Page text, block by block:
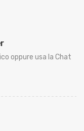
oppure usa la Chat